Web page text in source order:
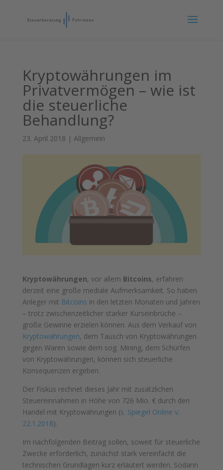
Kryptowährungen im
Privatvermögen – wie ist
die steuerliche
Behandlung?
23. April 2018 | Allgemein
Kryptowährungen, vor allem Bitcoins, erfahren
derzeit eine große mediale Aufmerksamkeit. So haben
Anleger mit Bitcoins in den letzten Monaten und Jahren
– trotz zwischenzeitlicher starker Kurseinbrüche –
große Gewinne erzielen können. Aus dem Verkauf von
Kryptowährungen, dem Tausch von Kryptowährungen
gegen Waren sowie dem sog. Mining, dem Schürfen
von Kryptowährungen, können sich steuerliche
Konsequenzen ergeben.
Der Fiskus rechnet dieses Jahr mit zusätzlichen
Steuereinnahmen in Höhe von 726 Mio. € durch den
Handel mit Kryptowährungen (s. Spiegel Online v.
22.1.2018).
Im nachfolgenden Beitrag sollen, soweit für steuerliche
Zwecke erforderlich, zunächst stark vereinfacht die
technischen Grundlagen kurz erläutert werden. Sodann